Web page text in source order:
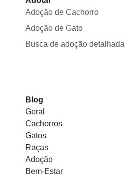
Adoção de Cachorro
Adoção de Gato
Busca de adoção detalhada
Blog
Geral
Cachorros
Gatos
Raças
Adoção
Bem-Estar